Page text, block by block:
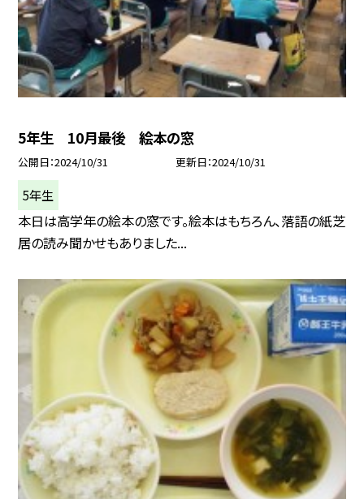
5年生 10月最後 絵本の窓
公開日 2024/10/31 更新日 2024/10/31
5年生
本日は高学年の絵本の窓です。絵本はもちろん、落語の紙芝
居の読み聞かせもありました...